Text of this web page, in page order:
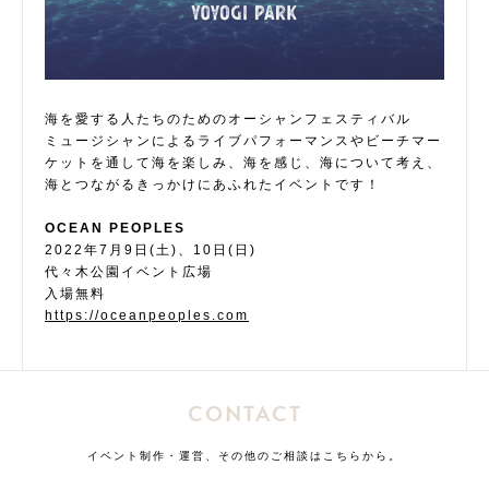
海を愛する人たちのためのオーシャンフェスティバル
ミュージシャンによるライブパフォーマンスやビーチマー
ケットを通して海を楽しみ、海を感じ、海について考え、
海とつながるきっかけにあふれたイベントです！
OCEAN PEOPLES
2022年7月9日(土)、10日(日)
代々木公園イベント広場
入場無料
https://oceanpeoples.com
CONTACT
イベント制作・運営、その他のご相談はこちらから。